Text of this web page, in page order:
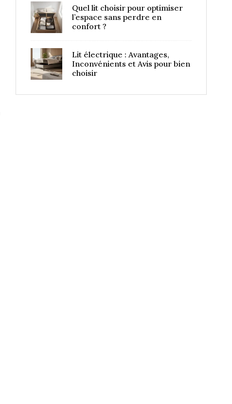
Quel lit choisir pour optimiser
l’espace sans perdre en
confort ?
Lit électrique : Avantages,
Inconvénients et Avis pour bien
choisir